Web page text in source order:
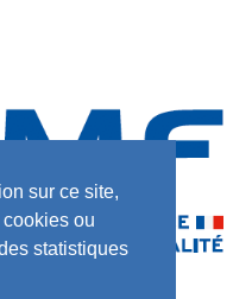
sur ce site,
ou
statistiques